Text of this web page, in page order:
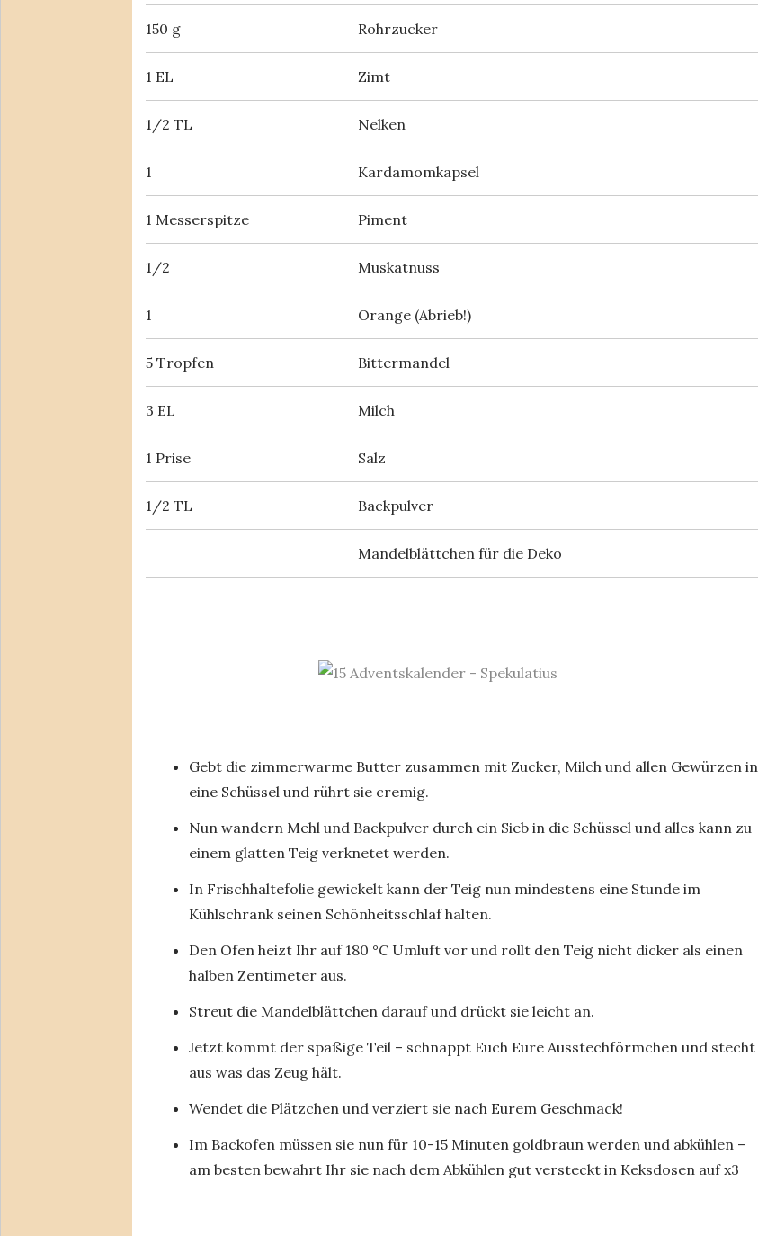
150 g Rohrzucker
1 EL Zimt
1/2 TL Nelken
1 Kardamomkapsel
1 Messerspitze Piment
1/2 Muskatnuss
1 Orange (Abrieb!)
5 Tropfen Bittermandel
3 EL Milch
1 Prise Salz
1/2 TL Backpulver
Mandelblättchen für die Deko
Gebt die zimmerwarme Butter zusammen mit Zucker, Milch und allen Gewürzen in
eine Schüssel und rührt sie cremig.
Nun wandern Mehl und Backpulver durch ein Sieb in die Schüssel und alles kann zu
einem glatten Teig verknetet werden.
In Frischhaltefolie gewickelt kann der Teig nun mindestens eine Stunde im
Kühlschrank seinen Schönheitsschlaf halten.
Den Ofen heizt Ihr auf 180 °C Umluft vor und rollt den Teig nicht dicker als einen
halben Zentimeter aus.
Streut die Mandelblättchen darauf und drückt sie leicht an.
Jetzt kommt der spaßige Teil – schnappt Euch Eure Ausstechförmchen und stecht
aus was das Zeug hält.
Wendet die Plätzchen und verziert sie nach Eurem Geschmack!
Im Backofen müssen sie nun für 10-15 Minuten goldbraun werden und abkühlen –
am besten bewahrt Ihr sie nach dem Abkühlen gut versteckt in Keksdosen auf x3